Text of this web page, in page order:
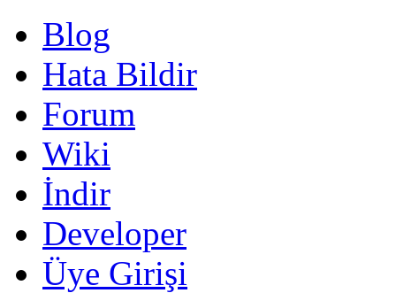
Blog
Hata Bildir
Forum
Wiki
İndir
Developer
Üye Girişi